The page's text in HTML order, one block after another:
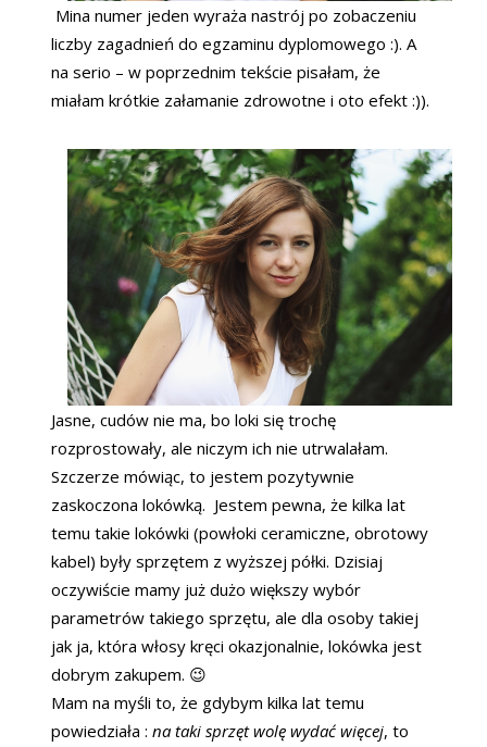
Mina numer jeden wyraża nastrój po zobaczeniu
liczby zagadnień do egzaminu dyplomowego :). A
na serio – w poprzednim tekście pisałam, że
miałam krótkie załamanie zdrowotne i oto efekt :)).
Jasne, cudów nie ma, bo loki się trochę
rozprostowały, ale niczym ich nie utrwalałam.
Szczerze mówiąc, to jestem pozytywnie
zaskoczona lokówką. Jestem pewna, że kilka lat
temu takie lokówki (powłoki ceramiczne, obrotowy
kabel) były sprzętem z wyższej półki. Dzisiaj
oczywiście mamy już dużo większy wybór
parametrów takiego sprzętu, ale dla osoby takiej
jak ja, która włosy kręci okazjonalnie, lokówka jest
dobrym zakupem. 😉
Mam na myśli to, że gdybym kilka lat temu
powiedziała : na taki sprzęt wolę wydać więcej, to